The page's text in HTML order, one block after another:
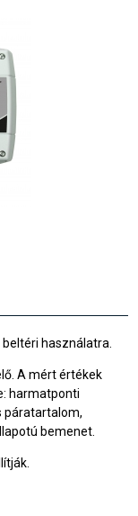
használatra.
A mért értékek
harmatponti
páratartalom,
bemenet.